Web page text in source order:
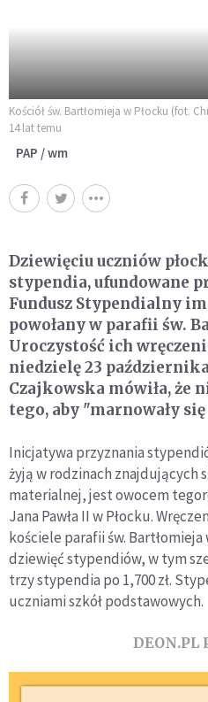
Kościół św. Bartłomieja w Płocku (fot.
14 lat temu
PAP / wm
Dziewięciu uczniów
stypendia, ufundowane
Fundusz Stypendialny im.
powołany w parafii św.
Uroczystość ich
niedzielę 23
Czajkowska mówiła, że
tego, aby "marnowały
Inicjatywa przyznania
żyją w rodzinach znajdujących
materialnej, jest owocem
Jana Pawła II w Płocku.
kościele parafii św. Bartłomieja
dziewięć stypendiów, w tym
trzy stypendia po 1,700 zł.
uczniami szkół podstawowych.
DEON.PL